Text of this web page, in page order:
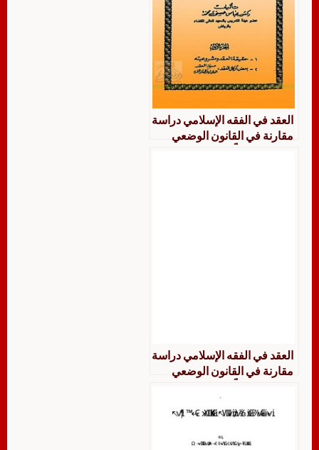
العقد في الفقه الإسلامي دراسة
مقارنة في القانون الوضعي
العقد في الفقه الإسلامي دراسة
مقارنة في القانون الوضعي
التشريع الإسلامي- ملون